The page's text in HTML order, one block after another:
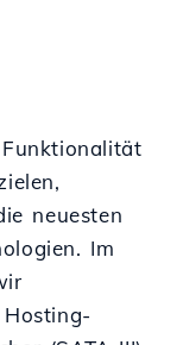
neuesten
Im